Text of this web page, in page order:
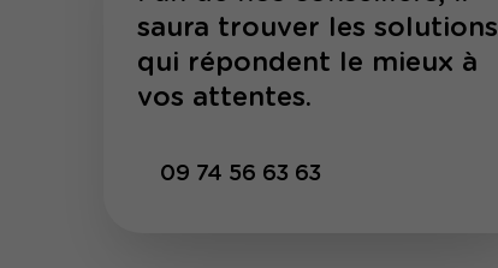
saura trouver les solutions
qui répondent le mieux à
vos attentes.
09 74 56 63 63